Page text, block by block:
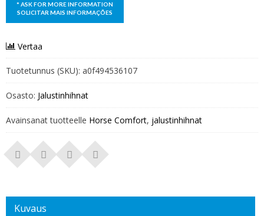
Vertaa
Tuotetunnus (SKU): a0f494536107
Osasto: Jalustinhihnat
Avainsanat tuotteelle Horse Comfort, jalustinhihnat
Kuvaus